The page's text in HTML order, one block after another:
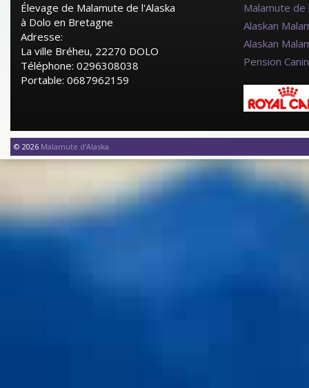
Élevage de Malamute de l'Alaska
à Dolo en Bretagne
Adresse:
La ville Bréheu, 22270 DOLO
Téléphone: 0296308038
Portable: 0687962159
Malamute de
Alaskan
Alaskan
Pension
© 2026 Malamute d'Alaska